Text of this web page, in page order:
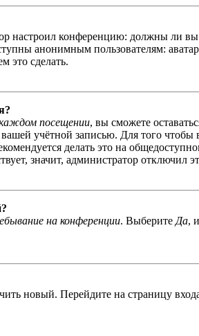
настроил конференцию: должны ли
анонимным пользователям:
это сделать.
посещении, вы сможете
учётной записью. Для того
делать это на
значит, администратор отключил
на конференции. Выберите Да,
новый. Перейдите на страницу